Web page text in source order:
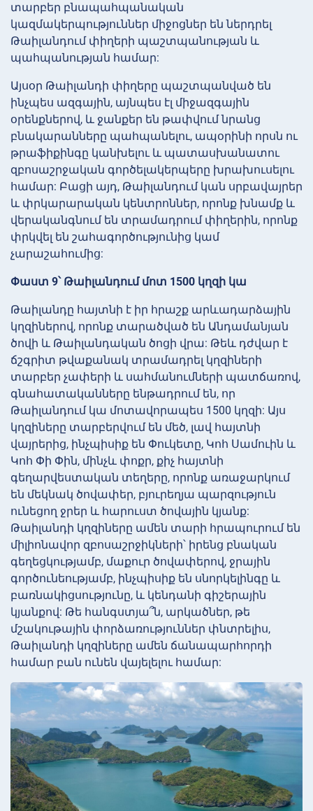
տարբեր բնապահպանական
կազմակերպություններ միջոցներ են ներդրել
Թաիլանդում փիղերի պաշտպանության և
պահպանության համար:
Այսօր Թաիլանդի փիղերը պաշտպանված են
ինչպես ազգային, այնպես էլ միջազգային
օրենքներով, և ջանքեր են թափվում նրանց
բնակարանները պահպանելու, ապօրինի որսն ու
թրաֆիքինգը կանխելու և պատասխանատու
զբոսաշրջական գործելակերպերը խրախուսելու
համար: Բացի այդ, Թաիլանդում կան սրբավայրեր
և փրկարարական կենտրոններ, որոնք խնամք և
վերականգնում են տրամադրում փիղերին, որոնք
փրկվել են շահագործությունից կամ
չարաշահումից:
Փաստ 9՝ Թաիլանդում մոտ 1500 կղզի կա
Թաիլանդը հայտնի է իր հրաշք արևադարձային
կղզիներով, որոնք տարածված են Անդամանյան
ծովի և Թաիլանդական ծոցի վրա: Թեև դժվար է
ճշգրիտ թվաքանակ տրամադրել կղզիների
տարբեր չափերի և սահմանումների պատճառով,
գնահատականները ենթադրում են, որ
Թաիլանդում կա մոտավորապես 1500 կղզի: Այս
կղզիները տարբերվում են մեծ, լավ հայտնի
վայրերից, ինչպիսիք են Փուկետը, Կոհ Սամուին և
Կոհ Փի Փին, մինչև փոքր, քիչ հայտնի
գեղարվեստական տեղերը, որոնք առաջարկում
են մեկնակ ծովափեր, բյուրեղյա պարզություն
ունեցող ջրեր և հարուստ ծովային կյանք:
Թաիլանդի կղզիները ամեն տարի հրապուրում են
միլիոնավոր զբոսաշրջիկների՝ իրենց բնական
գեղեցկությամբ, մաքուր ծովափերով, ջրային
գործունեությամբ, ինչպիսիք են սնորկելինգը և
բառնակիցսությունը, և կենդանի գիշերային
կյանքով: Թե հանգստյա՞ն, արկածներ, թե
մշակութային փորձառություններ փնտրելիս,
Թաիլանդի կղզիները ամեն ճանապարհորդի
համար բան ունեն վայելելու համար: